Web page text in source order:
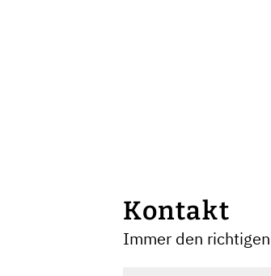
Kontakt
Immer den